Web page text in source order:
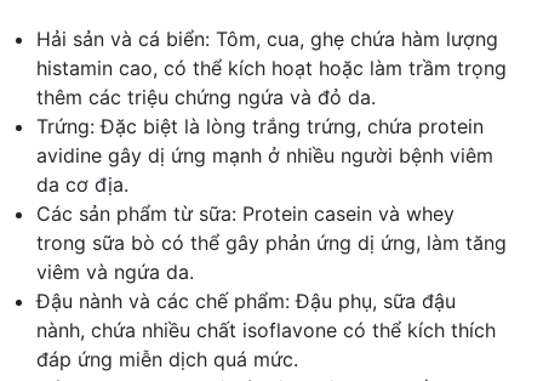
Hải sản và cá biển: Tôm, cua, ghẹ chứa hàm lượng
histamin cao, có thể kích hoạt hoặc làm trầm trọng
thêm các triệu chứng ngứa và đỏ da.
Trứng: Đặc biệt là lòng trắng trứng, chứa protein
avidine gây dị ứng mạnh ở nhiều người bệnh viêm
da cơ địa.
Các sản phẩm từ sữa: Protein casein và whey
trong sữa bò có thể gây phản ứng dị ứng, làm tăng
viêm và ngứa da.
Đậu nành và các chế phẩm: Đậu phụ, sữa đậu
nành, chứa nhiều chất isoflavone có thể kích thích
đáp ứng miễn dịch quá mức.